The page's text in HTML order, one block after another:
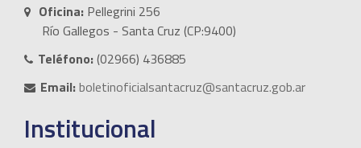
Oficina: Pellegrini 256
Río Gallegos - Santa Cruz (CP:9400)
Teléfono:(02966) 436885
Email:boletinoficialsantacruz@santacruz.gob.ar
Institucional